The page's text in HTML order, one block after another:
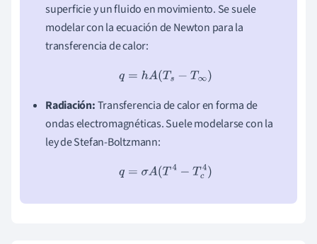
superficie y un fluido en movimiento. Se suele
modelar con la ecuación de Newton para la
transferencia de calor:
q =hA(Ts− T∞)
Radiación:Transferencia de calor en forma de
ondas electromagnéticas. Suele modelarse con la
ley de Stefan-Boltzmann:
q =σA(T4− Tc4)